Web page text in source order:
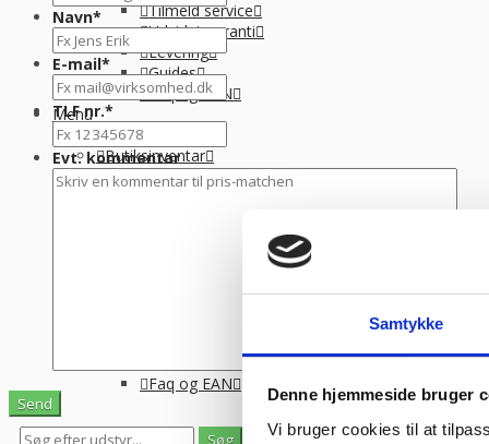
Samtykke
Denne hjemmeside bruger
Vi bruger cookies til at
Tilmeld service
Udvidet garanti
Levering
Guides
Faq og EAN
Menu
Bagerimaskiner
Butiksinventar
Stål og tilbehør
Om Kpa Company
Faq og EAN
Navn*
E-mail*
TLF nr.*
Evt. kommentar